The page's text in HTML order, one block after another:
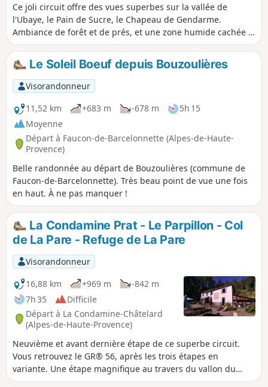
Ce joli circuit offre des vues superbes sur la vallée de
l'Ubaye, le Pain de Sucre, le Chapeau de Gendarme.
Ambiance de forêt et de prés, et une zone humide cachée à
l'écart du chemin. Note modérateur les avis sur cette
randonnée indiquent qu'un GPS, ou l'application Visorando,
peut être utile Attention ! l'évolution de la végétation et
l'absence de signalétique rendent cette promenade
aléatoire si vous ne vous sentez pas capable de progresser
en terrain parfois difficile et hors sentier. Fiez-vous à vos
yeux (traces de passage, topographie), à une carte au
1/25 000 (qui vous donnera une fenêtre de lecture plus
grande que l'écran du GPS) et à votre GPS (pour savoir où
vous êtes et comment orienter votre carte).
Le Soleil Boeuf depuis Bouzoulières
Visorandonneur
11,52 km
+683 m -678 m
5h 15
Moyenne
Départ à Faucon-de-Barcelonnette (Alpes-de-Haute-
Provence)
Belle randonnée au départ de Bouzoulières (commune de
Faucon-de-Barcelonnette). Très beau point de vue une fois
en haut. À ne pas manquer !
La Condamine Prat - Le Parpillon - Col
de La Pare - Refuge de La Pare
Visorandonneur
16,88 km
+969 m
-842 m
7h 35
Difficile
Départ à La Condamine-Châtelard
(Alpes-de-Haute-Provence)
Neuvième et avant dernière étape de ce superbe circuit.
Vous retrouvez le GR® 56, après les trois étapes en
variante. Une étape magnifique au travers du vallon du
Parpaillon. Vous passerez au pied du Grand et Petit